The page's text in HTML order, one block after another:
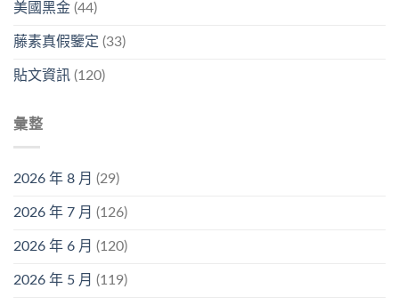
美國黑金 (44)
藤素真假鑒定 (33)
貼文資訊 (120)
彙整
2026 年 8 月 (29)
2026 年 7 月 (126)
2026 年 6 月 (120)
2026 年 5 月 (119)